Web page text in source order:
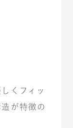
くフィッ
が特徴の